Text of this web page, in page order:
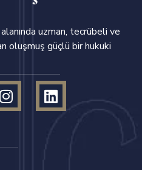
alanında uzman, tecrübeli ve
oluşmuş güçlü bir hukuki